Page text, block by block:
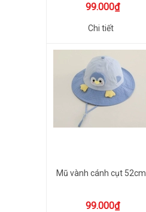
99.000₫
Chi tiết
Mũ vành cánh cụt 52cm
99.000₫